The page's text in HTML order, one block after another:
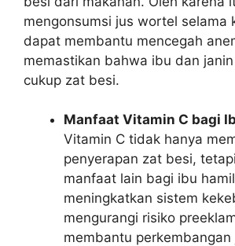
mengonsumsi jus wortel selama
dapat membantu mencegah
memastikan bahwa ibu dan
cukup zat besi.
Manfaat Vitamin C bagi
Vitamin C tidak hanya
penyerapan zat besi,
manfaat lain bagi ibu
meningkatkan sistem
mengurangi risiko
membantu perkembangan